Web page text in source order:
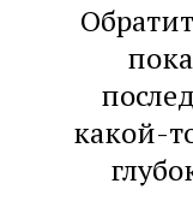
какой-